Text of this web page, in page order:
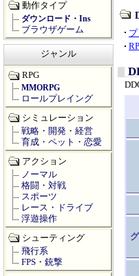
動作タイプ
ダウンロード・Ins
ブラウザゲーム
ジャンル
RPG
MMORPG
ロールプレイング
シミュレーション
戦略・開発・経営
育成・ペット・恋愛
アクション
ノーマル
格闘・対戦
スポーツ
レース・ドライブ
浮遊操作
シューティング
飛行系
FPS・銃撃